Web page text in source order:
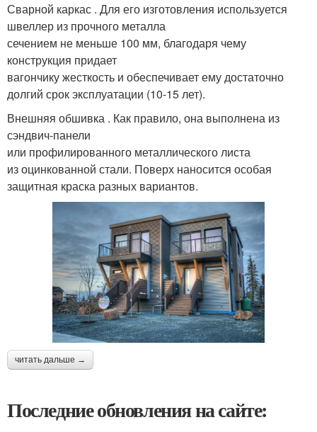
Сварной каркас . Для его изготовления используется
швеллер из прочного металла
сечением не меньше 100 мм, благодаря чему
конструкция придает
вагончику жесткость и обеспечивает ему достаточно
долгий срок эксплуатации (10-15 лет).
Внешняя обшивка . Как правило, она выполнена из
сэндвич-панели
или профилированного металлического листа
из оцинкованной стали. Поверх наносится особая
защитная краска разных вариантов.
читать дальше →
Последние обновления на сайте: